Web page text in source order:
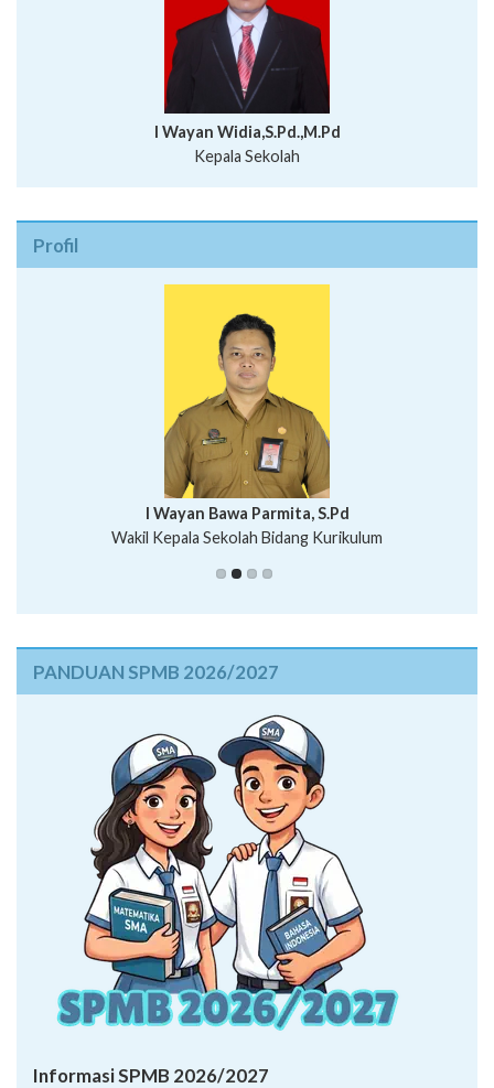
I Wayan Widia,S.Pd.,M.Pd
Kepala Sekolah
Profil
Putu Suhartana, S.Pd.
I Wayan Bawa Parmita, S.Pd
Wakil Kepala Sekolah Bidang Kurikulum
I Wayan Gede Aditya Pratita, S.Pd., M.Sn
Ni Wayan Nopi Sutantri, S.Pd.
PANDUAN SPMB 2026/2027
Informasi SPMB 2026/2027